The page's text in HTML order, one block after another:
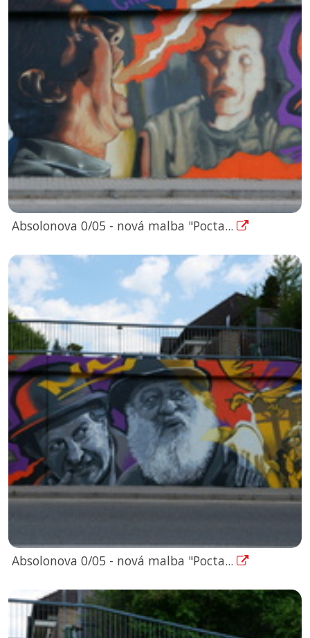
Absolonova 0/05 - nová malba "Pocta...
Absolonova 0/05 - nová malba "Pocta...